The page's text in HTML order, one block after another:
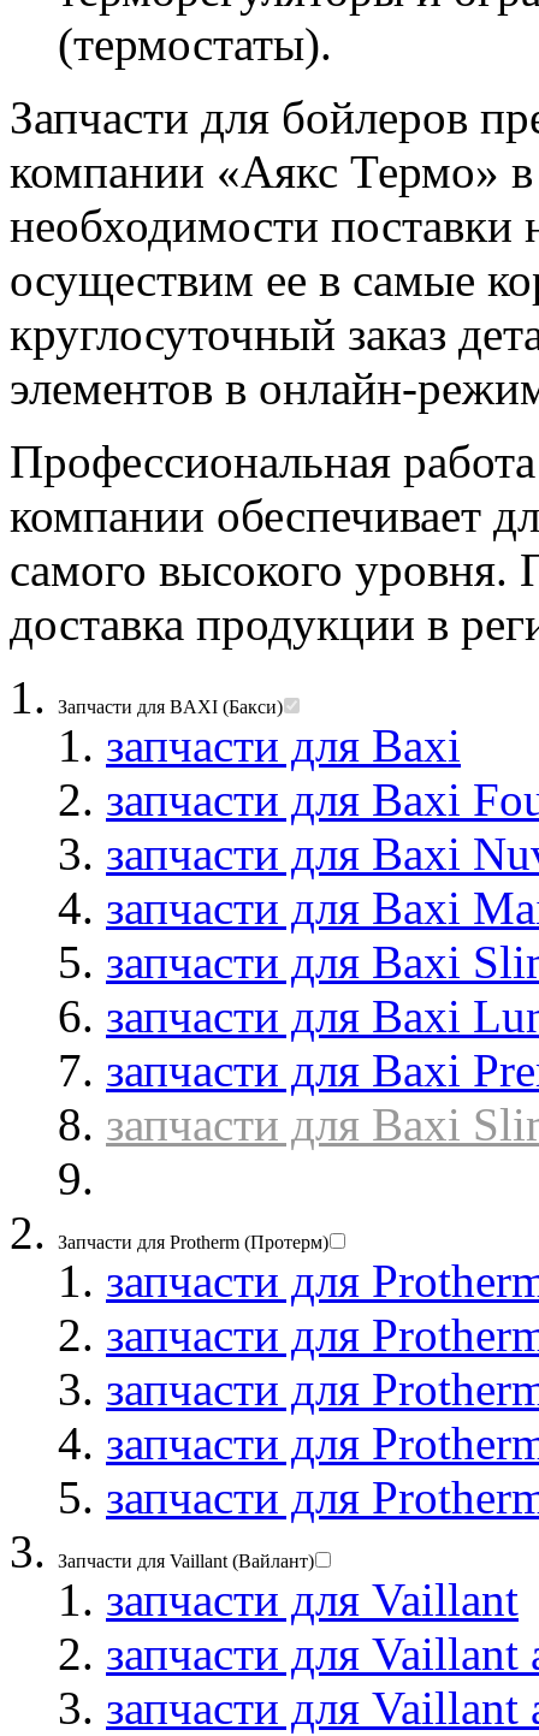
(термостаты).
Запчасти для бойлеров
компании «Аякс Термо»
необходимости
осуществим ее в самые
круглосуточный заказ
элементов в онлайн-
Профессиональная
компании обеспечивает
самого высокого
доставка продукции в
Запчасти для BAXI (Бакси)
запчасти для Baxi
запчасти для Baxi
запчасти для Baxi
запчасти для Baxi
запчасти для Baxi
запчасти для Baxi
запчасти для Baxi
запчасти для Baxi
Запчасти для Protherm (Протерм)
запчасти для
запчасти для
запчасти для
запчасти для
запчасти для
Запчасти для Vaillant (Вайлант)
запчасти для Vaillant
запчасти для
запчасти для